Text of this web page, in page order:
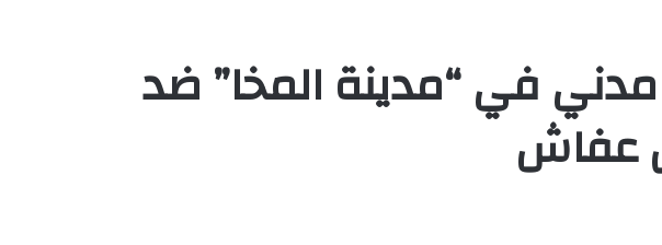
في “مدينة المخا” ضد
عفاش